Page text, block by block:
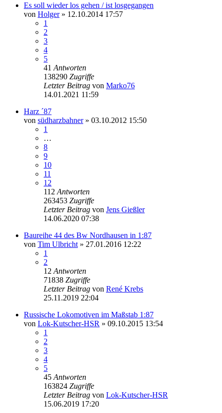
Es soll wieder los gehen / ist losgegangen
von Holger» 12.10.2014 17:57
1
2
3
4
5
41 Antworten
138290 Zugriffe
Letzter Beitrag von Marko76
14.01.2021 11:59
Harz ´87
von südharzbahner» 03.10.2012 15:50
1
…
8
9
10
11
12
112 Antworten
263453 Zugriffe
Letzter Beitrag von Jens Gießler
14.06.2020 07:38
Baureihe 44 des Bw Nordhausen in 1:87
von Tim Ulbricht » 27.01.2016 12:22
1
2
12 Antworten
71838 Zugriffe
Letzter Beitrag von René Krebs
25.11.2019 22:04
Russische Lokomotiven im Maßstab 1:87
von Lok-Kutscher-HSR » 09.10.2015 13:54
1
2
3
4
5
45 Antworten
163824 Zugriffe
Letzter Beitrag von Lok-Kutscher-HSR
15.06.2019 17:20